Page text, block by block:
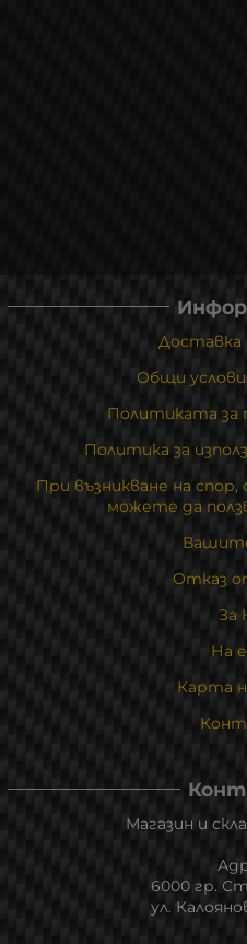
Доставка
Общи
Политиката за
Политика за
При възникване на спор,
можете да
Отказ
За
На
Карта
Магазин и
6000 гр.
ул.